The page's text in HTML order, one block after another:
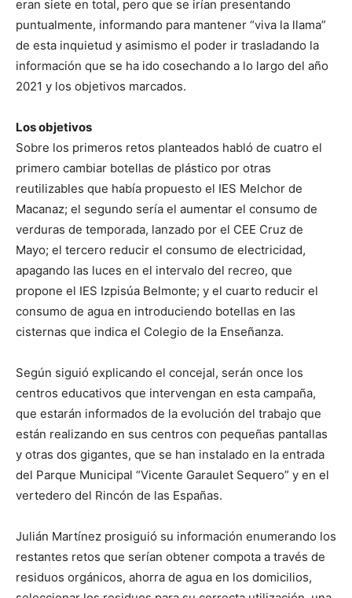
eran siete en total, pero que se irían presentando
puntualmente, informando para mantener “viva la llama”
de esta inquietud y asimismo el poder ir trasladando la
información que se ha ido cosechando a lo largo del año
2021 y los objetivos marcados.
Los objetivos
Sobre los primeros retos planteados habló de cuatro el
primero cambiar botellas de plástico por otras
reutilizables que había propuesto el IES Melchor de
Macanaz; el segundo sería el aumentar el consumo de
verduras de temporada, lanzado por el CEE Cruz de
Mayo; el tercero reducir el consumo de electricidad,
apagando las luces en el intervalo del recreo, que
propone el IES Izpisúa Belmonte; y el cuarto reducir el
consumo de agua en introduciendo botellas en las
cisternas que indica el Colegio de la Enseñanza.
Según siguió explicando el concejal, serán once los
centros educativos que intervengan en esta campaña,
que estarán informados de la evolución del trabajo que
están realizando en sus centros con pequeñas pantallas
y otras dos gigantes, que se han instalado en la entrada
del Parque Municipal “Vicente Garaulet Sequero” y en el
vertedero del Rincón de las Españas.
Julián Martínez prosiguió su información enumerando los
restantes retos que serían obtener compota a través de
residuos orgánicos, ahorra de agua en los domicilios,